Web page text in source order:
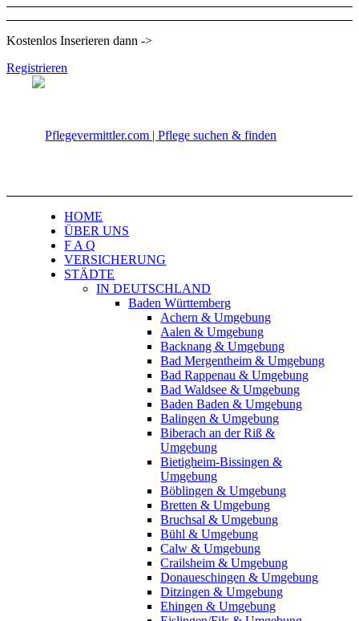
Kostenlos Inserieren dann ->
Registrieren
HOME
ÜBER UNS
F A Q
VERSICHERUNG
STÄDTE
IN DEUTSCHLAND
Baden Württemberg
Achern & Umgebung
Aalen & Umgebung
Backnang & Umgebung
Bad Mergentheim & Umgebung
Bad Rappenau & Umgebung
Bad Waldsee & Umgebung
Baden Baden & Umgebung
Balingen & Umgebung
Biberach an der Riß &
Umgebung
Bietigheim-Bissingen &
Umgebung
Böblingen & Umgebung
Bretten & Umgebung
Bruchsal & Umgebung
Bühl & Umgebung
Calw & Umgebung
Crailsheim & Umgebung
Donaueschingen & Umgebung
Ditzingen & Umgebung
Ehingen & Umgebung